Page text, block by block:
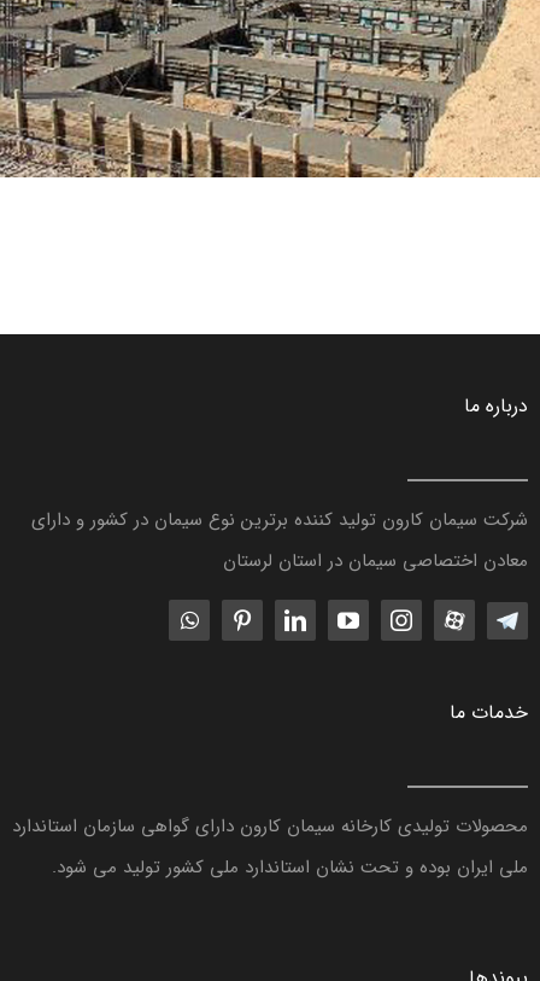
درباره ما
شرکت سیمان کارون تولید کننده برترین نوع سیمان در کشور و دارای
معادن اختصاصی سیمان در استان لرستان
خدمات ما
محصولات تولیدی کارخانه سیمان کارون دارای گواهی سازمان استاندارد
ملی ایران بوده و تحت نشان استاندارد ملی کشور تولید می شود.